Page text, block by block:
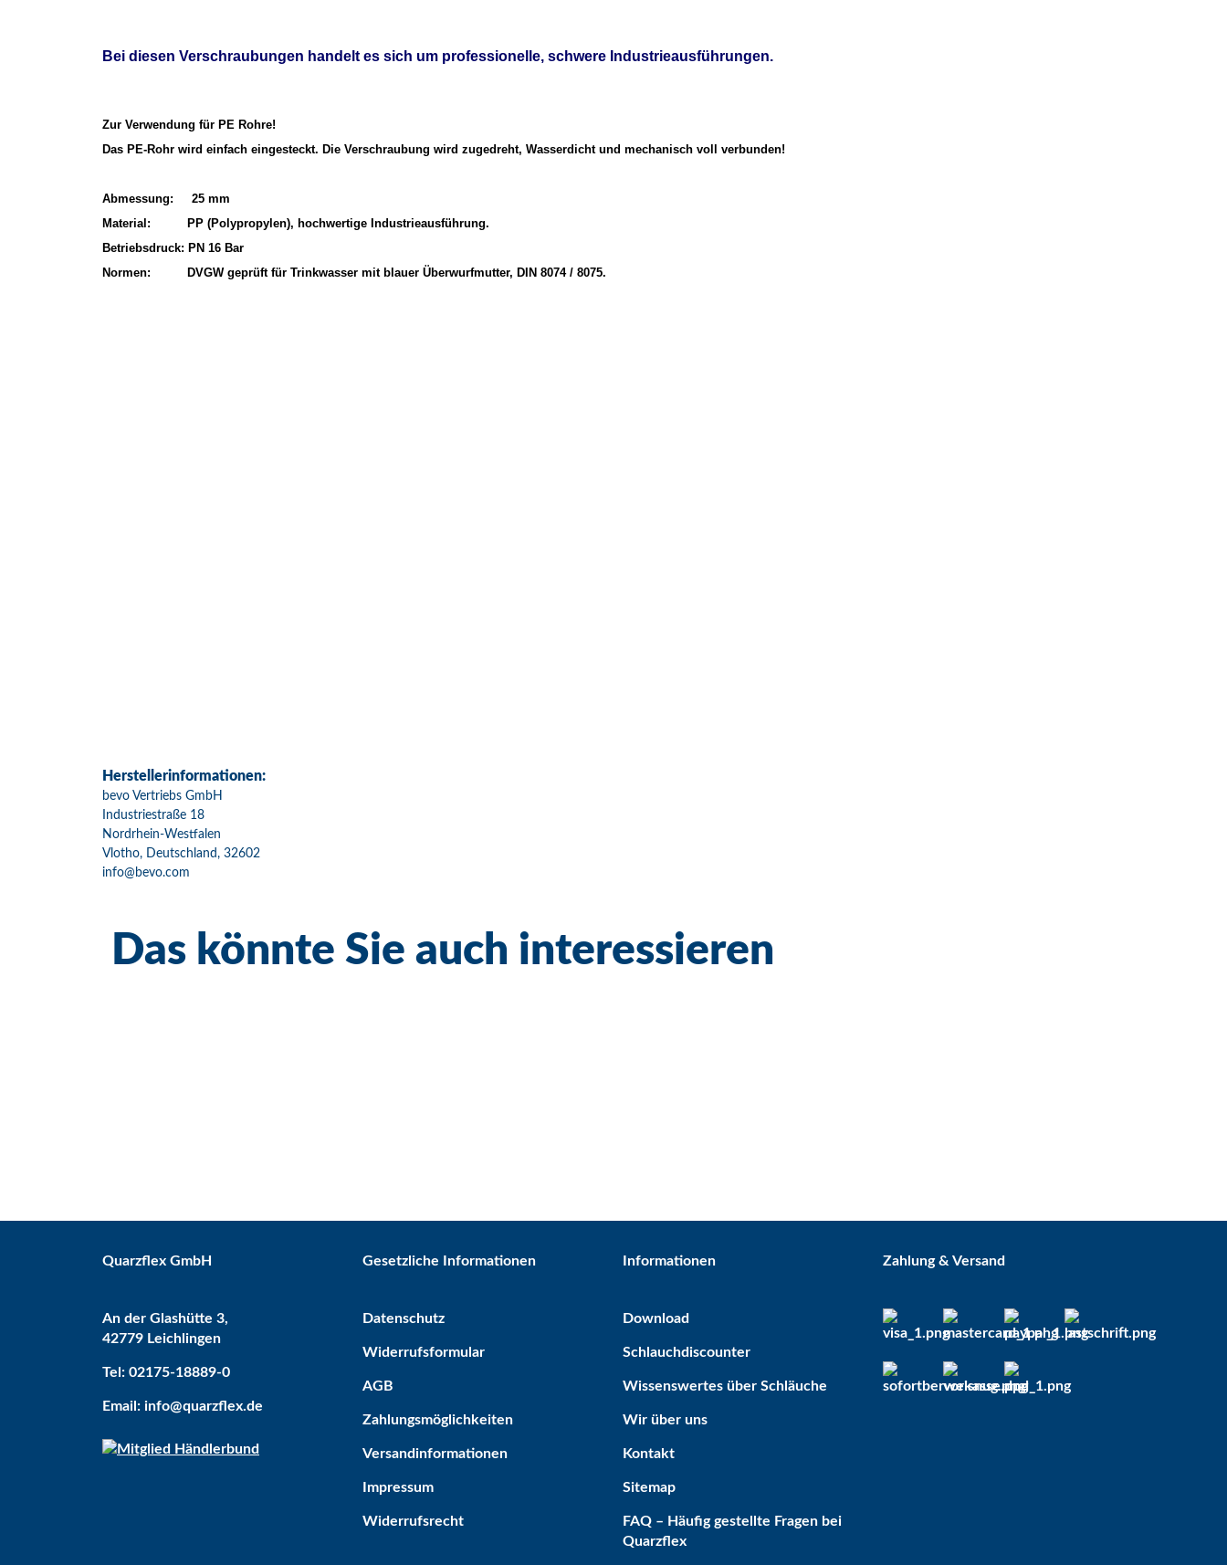
Bei diesen Verschraubungen handelt es sich um professionelle, schwere Industrieausführungen.
Zur Verwendung für PE Rohre!
Das PE-Rohr wird einfach eingesteckt. Die Verschraubung wird zugedreht, Wasserdicht und mechanisch voll verbunden!
Abmessung: 25 mm
Material: PP (Polypropylen), hochwertige Industrieausführung.
Betriebsdruck: PN 16 Bar
Normen: DVGW geprüft für Trinkwasser mit blauer Überwurfmutter, DIN 8074 / 8075.
Herstellerinformationen:
bevo Vertriebs GmbH
Industriestraße 18
Nordrhein-Westfalen
Vlotho, Deutschland, 32602
info@bevo.com
Das könnte Sie auch interessieren
Lieferzeit:
5,75 €
Bestseller
Quarzflex GmbH
An der Glashütte 3,
42779 Leichlingen
Tel: 02175-18889-0
Email: info@quarzflex.de
Gesetzliche Informationen
Datenschutz
Widerrufsformular
AGB
Zahlungsmöglichkeiten
Versandinformationen
Impressum
Widerrufsrecht
Informationen
Download
Schlauchdiscounter
Wissenswertes über Schläuche
Wir über uns
Kontakt
Sitemap
FAQ – Häufig gestellte Fragen bei
Quarzflex
Zahlung & Versand